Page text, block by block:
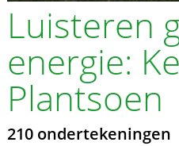
Luisteren
energie:
Plantsoen
210 ondertekeningen